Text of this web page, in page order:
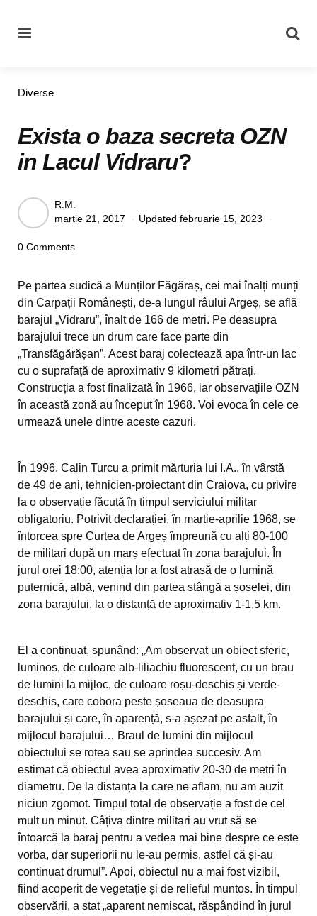
Categories
Diverse
Exista o baza secreta OZN
in Lacul Vidraru?
Posted
by
R.M.
martie 21, 2017
Updated februarie 15, 2023
0 Comments
Pe partea sudică a Munților Făgăraș, cei mai înalți munți
din Carpații Românești, de-a lungul râului Argeș, se află
barajul „Vidraru”, înalt de 166 de metri. Pe deasupra
barajului trece un drum care face parte din
„Transfăgărășan”. Acest baraj colectează apa într-un lac
cu o suprafață de aproximativ 9 kilometri pătrați.
Construcția a fost finalizată în 1966, iar observațiile OZN
în această zonă au început în 1968. Voi evoca în cele ce
urmează unele dintre aceste cazuri.
În 1996, Calin Turcu a primit mărturia lui I.A., în vârstă
de 49 de ani, tehnicien-proiectant din Craiova, cu privire
la o observație făcută în timpul serviciului militar
obligatoriu. Potrivit declarației, în martie-aprilie 1968, se
întorcea spre Curtea de Argeș împreună cu alți 80-100
de militari după un marș efectuat în zona barajului. În
jurul orei 18:00, atenția lor a fost atrasă de o lumină
puternică, albă, venind din partea stângă a șoselei, din
zona barajului, la o distanță de aproximativ 1-1,5 km.
El a continuat, spunând: „Am observat un obiect sferic,
luminos, de culoare alb-liliachiu fluorescent, cu un brau
de lumini la mijloc, de culoare roșu-deschis și verde-
deschis, care cobora peste șoseaua de deasupra
barajului și care, în aparență, s-a așezat pe asfalt, în
mijlocul barajului… Braul de lumini din mijlocul
obiectului se rotea sau se aprindea succesiv. Am
estimat că obiectul avea aproximativ 20-30 de metri în
diametru. De la distanța la care ne aflam, nu am auzit
niciun zgomot. Timpul total de observație a fost de cel
mult un minut. Câțiva dintre militari au vrut să se
întoarcă la baraj pentru a vedea mai bine despre ce este
vorba, dar superiorii nu le-au permis, astfel că și-au
continuat drumul”. Apoi, obiectul nu a mai fost vizibil,
fiind acoperit de vegetație și de relieful muntos. În timpul
observării, a stat „aparent nemiscat, răspândind în jurul